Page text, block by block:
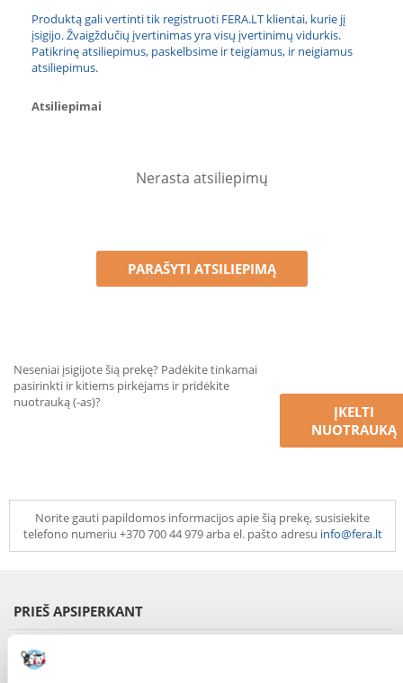
Produktą gali vertinti tik registruoti FERA.LT klientai, kurie jį
įsigijo. Žvaigždučių įvertinimas yra visų įvertinimų vidurkis.
Patikrinę atsiliepimus, paskelbsime ir teigiamus, ir neigiamus
atsiliepimus.
Atsiliepimai
Nerasta atsiliepimų
PARAŠYTI ATSILIEPIMĄ
Neseniai įsigijote šią prekę? Padėkite tinkamai
pasirinkti ir kitiems pirkėjams ir pridėkite
nuotrauką (-as)?
ĮKELTI
NUOTRAUKĄ
Norite gauti papildomos informacijos apie šią prekę, susisiekite
telefono numeriu +370 700 44 979 arba el. pašto adresu info@fera.lt
PRIEŠ APSIPERKANT
Perskaitykite mūsų straipsnius - BLOGAS